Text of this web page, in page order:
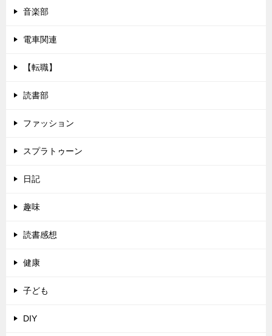
音楽部
電車関連
【転職】
読書部
ファッション
スプラトゥーン
日記
趣味
読書感想
健康
子ども
DIY